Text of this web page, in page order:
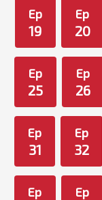
Ep
19
Ep
20
Ep
25
Ep
26
Ep
31
Ep
32
Ep Ep